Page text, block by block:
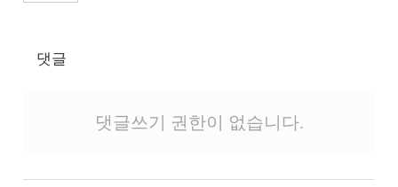
댓글
댓글쓰기 권한이 없습니다.